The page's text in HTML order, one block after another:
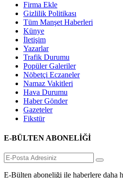
Firma Ekle
Gizlilik Politikası
Tüm Manşet Haberleri
Künye
İletişim
Yazarlar
Trafik Durumu
Popüler Galeriler
Nöbetçi Eczaneler
Namaz Vakitleri
Hava Durumu
Haber Gönder
Gazeteler
Fikstür
E-BÜLTEN ABONELİĞİ
E-Bülten aboneliği ile haberlere daha